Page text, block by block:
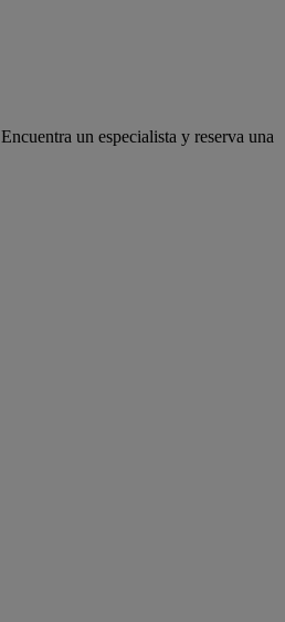
un especialista y reserva una